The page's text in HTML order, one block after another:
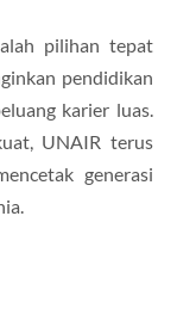
pilihan tepat
pendidikan
karier luas.
UNAIR terus
generasi